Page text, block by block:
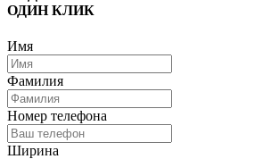
ОДИН КЛИК
Имя
Фамилия
Номер телефона
Ширина